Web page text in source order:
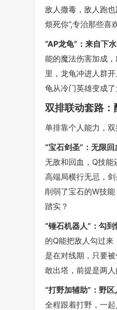
敌人撒毒，敌人跑
烦死你”,专治那些喜
“AP龙龟”：来自下
能的魔法伤害加成
里，龙龟冲进人群
龟从冷门英雄变成了
双排联动套路：
单排靠个人能力，
“宝石剑圣”：无限
无敌和回血，Q技能
高端局横行无忌，
削弱了宝石的W技
踏实？
“锤石机器人”：勾
的Q能把敌人勾过来
是在对线期，只要
敢出塔，前提是两人
“打野加辅助”：野区
全程跟着打野，一